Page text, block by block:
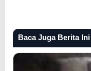
Baca Juga Berita Ini